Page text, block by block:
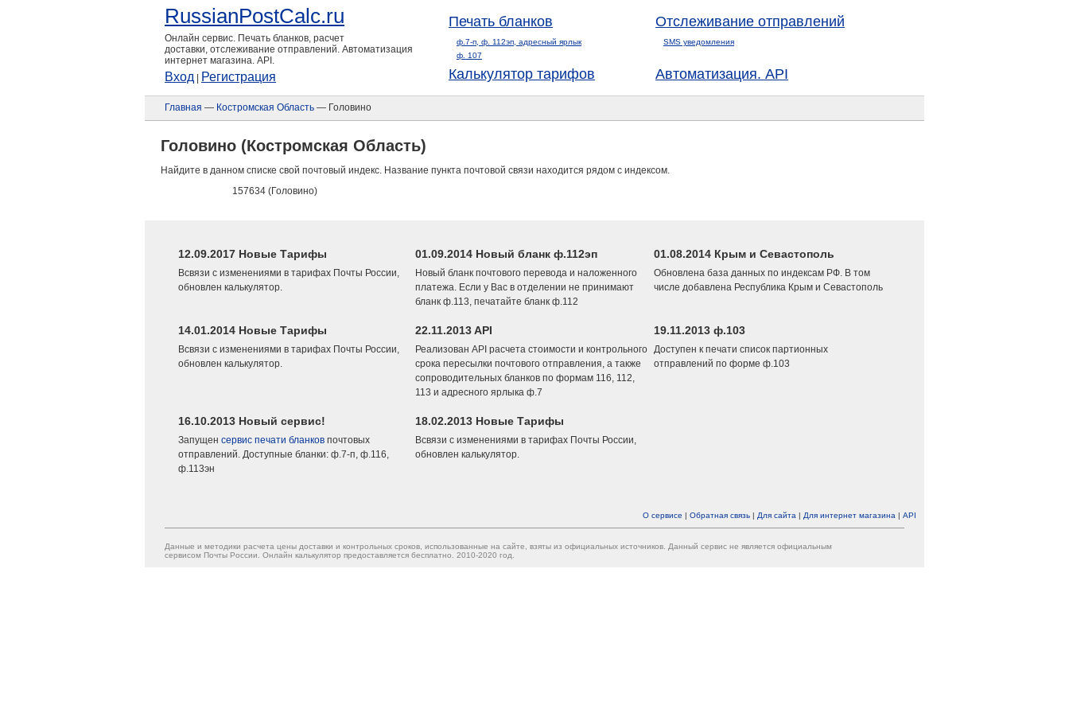
RussianPostCalc.ru
Онлайн сервис. Печать бланков, расчет
доставки, отслеживание отправлений. Автоматизация
интернет магазина. API.
Вход Регистрация
Печать бланков
ф.7-п, ф. 112эп, адресный ярлык
ф. 107
Отслеживание отправлений
SMS уведомления
Калькулятор тарифов Автоматизация. API
Главная — Костромская Область — Головино
Головино (Костромская Область)
Найдите в данном списке свой почтовый индекс. Название пункта почтовой связи находится рядом с индексом.
157634 (Головино)
12.09.2017 Новые Тарифы
Всвязи с изменениями в тарифах Почты России,
обновлен калькулятор.
01.09.2014 Новый бланк ф.112эп
Новый бланк почтового перевода и наложенного
платежа. Если у Вас в отделении не принимают
бланк ф.113, печатайте бланк ф.112
01.08.2014 Крым и Севастополь
Обновлена база данных по индексам РФ. В том
числе добавлена Республика Крым и Севастополь
14.01.2014 Новые Тарифы
Всвязи с изменениями в тарифах Почты России,
обновлен калькулятор.
22.11.2013 API
Реализован API расчета стоимости и контрольного
срока пересылки почтового отправления, а также
сопроводительных бланков по формам 116, 112,
113 и адресного ярлыка ф.7
19.11.2013 ф.103
Доступен к печати список партионных
отправлений по форме ф.103
16.10.2013 Новый сервис!
Запущен сервис печати бланков почтовых
отправлений. Доступные бланки: ф.7-п, ф.116,
ф.113эн
18.02.2013 Новые Тарифы
Всвязи с изменениями в тарифах Почты России,
обновлен калькулятор.
О сервисе | Обратная связь | Для сайта | Для интернет магазина | API
Данные и методики расчета цены доставки и контрольных сроков, использованные на сайте, взяты из официальных источников. Данный сервис не является официальным
сервисом Почты России. Онлайн калькулятор предоставляется бесплатно. 2010-2020 год.